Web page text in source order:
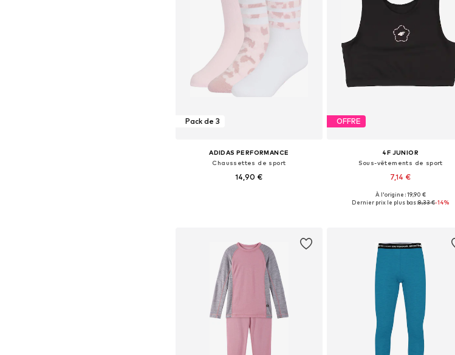
Pack de 3
ADIDAS PERFORMANCE
Chaussettes de sport
14,90 €
OFFRE
4F JUNIOR
Sous-vêtements de sport
7,14 €
Tailles disponibles: 122-128, 158-164
À l'origine : 19,90 €
Dernier prix le plus bas :8,33 €-14%